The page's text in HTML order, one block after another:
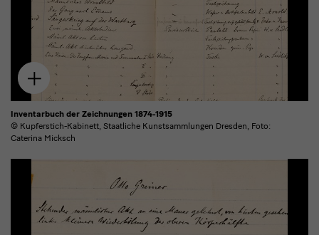
Zum
Download
hinzufügen
Inventarbuch der Zeichnungen 1874-1915
© Kupferstich-Kabinett, Staatliche Kunstsammlungen Dresden, Foto:
Caterina Micksch